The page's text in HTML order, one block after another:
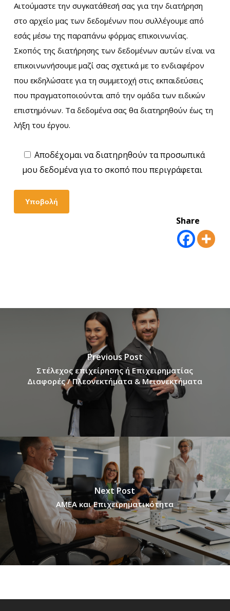
Αιτούμαστε την συγκατάθεσή σας για την διατήρηση
στο αρχείο μας των δεδομένων που συλλέγουμε από
εσάς μέσω της παραπάνω φόρμας επικοινωνίας.
Σκοπός της διατήρησης των δεδομένων αυτών είναι να
επικοινωνήσουμε μαζί σας σχετικά με το ενδιαφέρον
που εκδηλώσατε για τη συμμετοχή στις εκπαιδεύσεις
που πραγματοποιούνται από την ομάδα των ειδικών
επιστημόνων. Τα δεδομένα σας θα διατηρηθούν έως τη
λήξη του έργου.
Αποδέχομαι να διατηρηθούν τα προσωπικά
μου δεδομένα για το σκοπό που περιγράφεται
Share
Previous Post
Στέλεχος επιχείρησης ή Επιχειρηματίας
Διαφορές / Πλεονεκτήματα & Μειονεκτήματα
Next Post
ΑΜΕΑ και Επιχειρηματικότητα